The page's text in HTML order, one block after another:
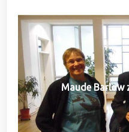
Maude Barlow